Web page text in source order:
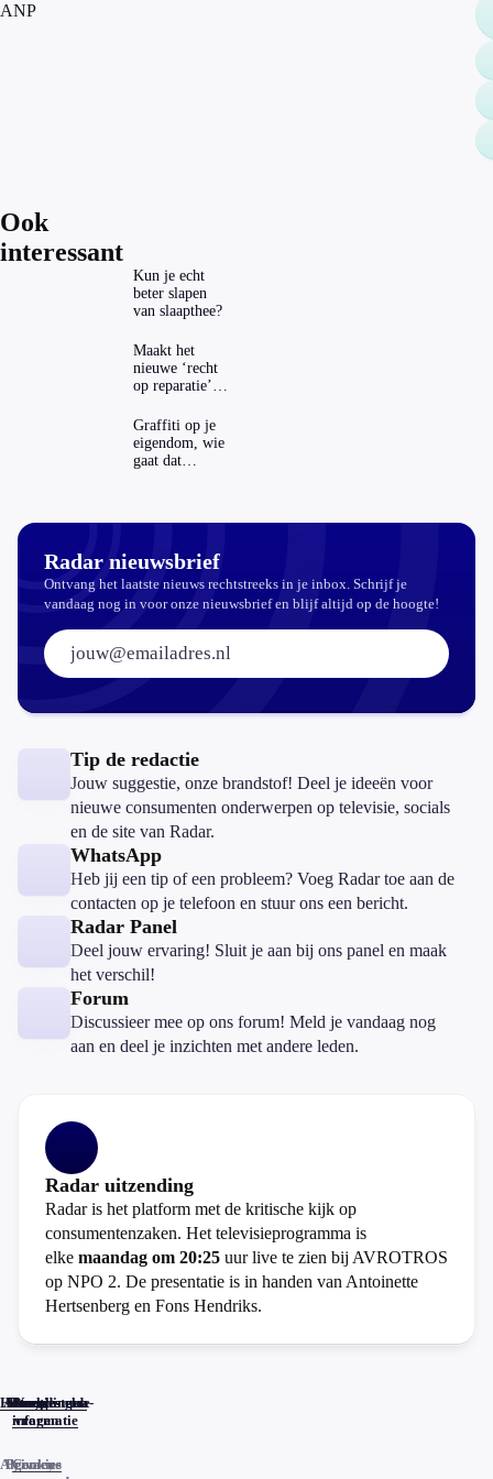
ANP
Ook
interessant
Kun je echt
beter slapen
van slaapthee?
Maakt het
nieuwe ‘recht
op reparatie’
echt
aantrekkelijker?
Graffiti op je
eigendom, wie
gaat dat
Radar nieuwsbrief
Ontvang het laatste nieuws rechtstreeks in je inbox. Schrijf je
vandaag nog in voor onze nieuwsbrief en blijf altijd op de hoogte!
E-mailadres:
Tip de redactie
Jouw suggestie, onze brandstof! Deel je ideeën voor
nieuwe consumenten onderwerpen op televisie, socials
en de site van Radar.
WhatsApp
Heb jij een tip of een probleem? Voeg Radar toe aan de
contacten op je telefoon en stuur ons een bericht.
Radar Panel
Deel jouw ervaring! Sluit je aan bij ons panel en maak
het verschil!
Forum
Discussieer mee op ons forum! Meld je vandaag nog
aan en deel je inzichten met andere leden.
Radar uitzending
Radar is het platform met de kritische kijk op
consumentenzaken. Het televisieprogramma is
elke maandag om 20:25 uur live te zien bij AVROTROS
op NPO 2. De presentatie is in handen van Antoinette
Hertsenberg en Fons Hendriks.
Home
Actueel
Uitzendingen
Reacties
Programma-
informatie
Veelgestelde
vragen
Algemene
Privacy
Cookies